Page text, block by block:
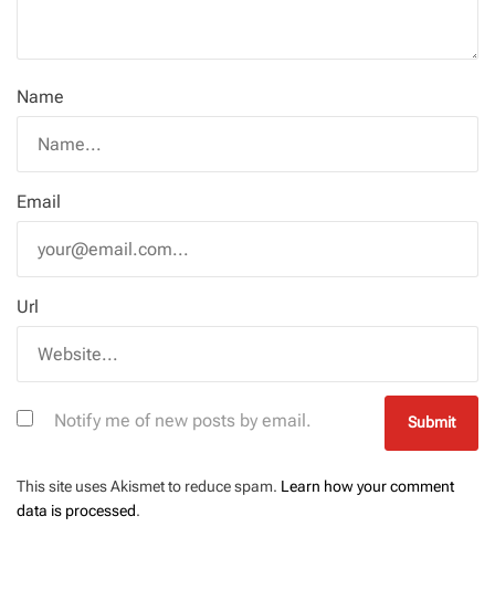
Name
Email
Url
Notify me of new posts by email.
This site uses Akismet to reduce spam. Learn how your comment
data is processed.